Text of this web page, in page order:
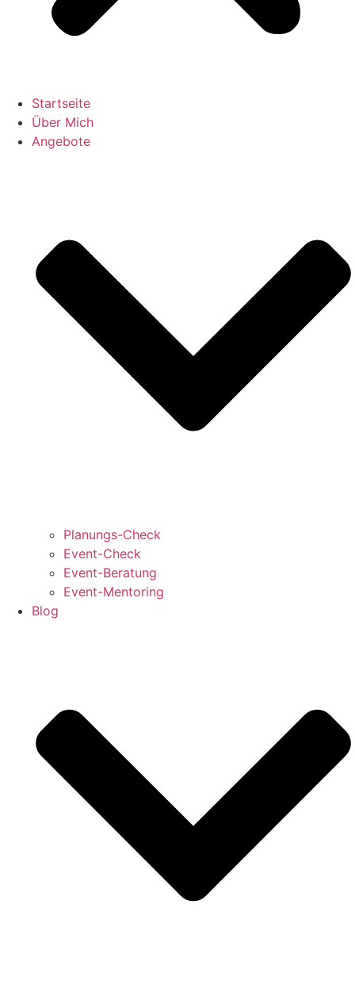
Startseite
Über Mich
Angebote
Planungs-Check
Event-Check
Event-Beratung
Event-Mentoring
Blog